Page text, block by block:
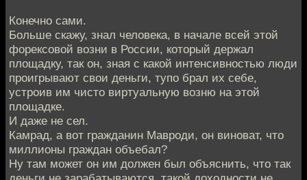
Конечно сами.
Больше скажу, знал человека, в начале всей этой
форексовой возни в России, который держал
площадку, так он, зная с какой интенсивностью люди
проигрывают свои деньги, тупо брал их себе,
устроив им чисто виртуальную возню на этой
площадке.
И даже не сел.
Камрад, а вот гражданин Мавроди, он виноват, что
миллионы граждан объебал?
Ну там может он им должен был объяснить, что так